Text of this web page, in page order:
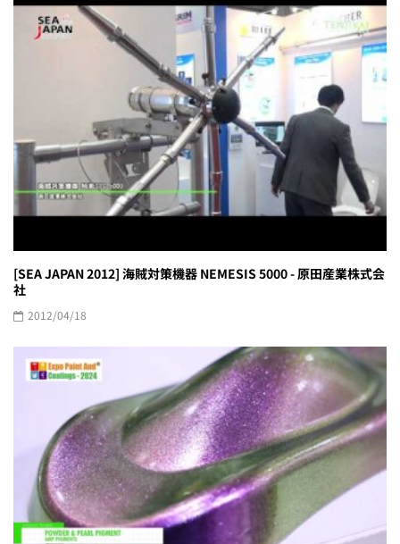
[SEA JAPAN 2012] 海賊対策機器 NEMESIS 5000 - 原田産業株式会
社
2012/04/18